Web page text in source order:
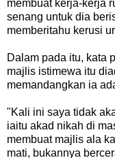
membuat kerja-kerja
senang untuk dia
memberitahu kerusi
Dalam pada itu, kata
majlis istimewa itu
memandangkan ia
"Kali ini saya tidak
iaitu akad nikah di
membuat majlis ala
mati, bukannya